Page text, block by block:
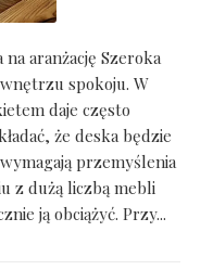
na aranżację Szeroka
spokoju. W
daje często
że deska będzie
przemyślenia
z dużą liczbą mebli
ją obciążyć. Przy...